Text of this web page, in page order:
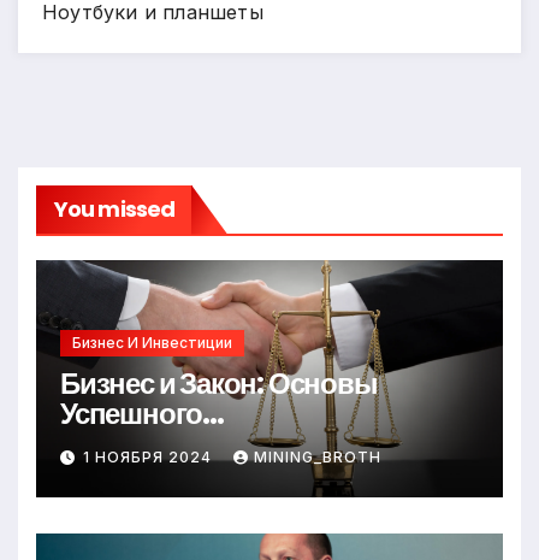
Ноутбуки и планшеты
You missed
Бизнес И Инвестиции
Бизнес и Закон: Основы
Успешного
Предпринимательства
1 НОЯБРЯ 2024 MINING_BROTH